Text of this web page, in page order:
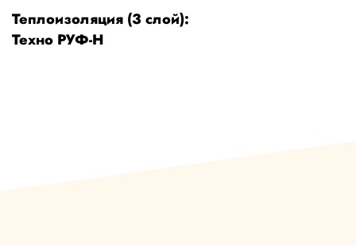
Теплоизоляция (3 слой):
Техно РУФ-Н